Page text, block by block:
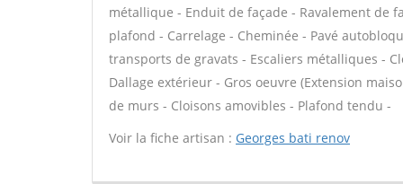
métallique - Enduit de façade - Ravalement de
plafond - Carrelage - Cheminée - Pavé
transports de gravats - Escaliers métalliques -
Dallage extérieur - Gros oeuvre (Extension
de murs - Cloisons amovibles - Plafond tendu -
Voir la fiche artisan : Georges bati renov